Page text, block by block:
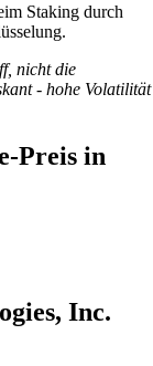
Staking durch
nicht die
- hohe Volatilität
Preis in
Inc.